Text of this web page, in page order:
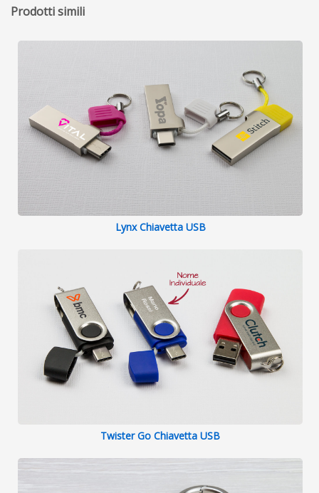
Prodotti simili
Lynx Chiavetta USB
Twister Go Chiavetta USB